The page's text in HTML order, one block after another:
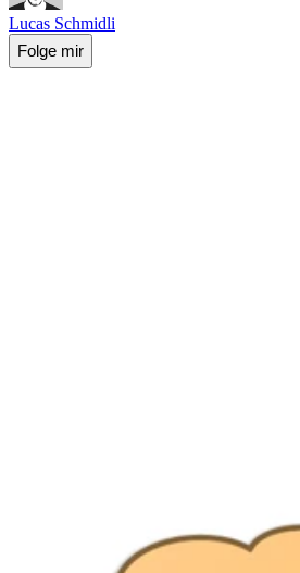
Lucas Schmidli
Folge mir